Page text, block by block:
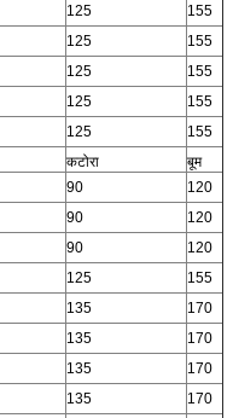
125
155
125
155
125
155
125
155
125
155
कटोरा
बूम
90
120
90
120
90
120
125
155
135
170
135
170
135
170
135
170